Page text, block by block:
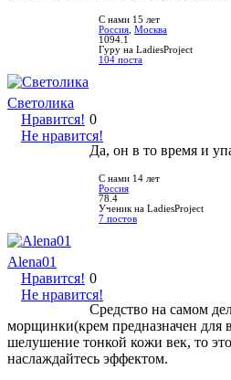
С нами 15 лет
Россия Москва
1094.1
Гуру на LadiesProject
104 поста
Светолика
Нравится!
Не нравится!
0
Да, он в то время и
С нами 14 лет
Россия
78.4
Ученик на LadiesProject
7 постов
Alena01
Нравится!
Не нравится!
0
Средство на самом
морщинки(крем предназначен для
шелушение тонкой кожи век, то
наслаждайтесь эффектом.